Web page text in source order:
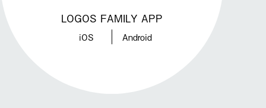
LOGOS FAMILY APP
iOS Android